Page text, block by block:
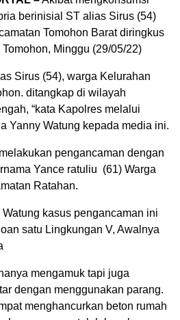
berinisial ST alias Sirus (54)
Tomohon Barat diringkus
Minggu (29/05/22)
Sirus (54), warga Kelurahan
ditangkap di wilayah
“kata Kapolres melalui
Yanny Watung kepada media ini.
pengancaman dengan
Yance ratuliu (61) Warga
Ratahan.
kasus pengancaman ini
satu Lingkungan V, Awalnya
mengamuk tapi juga
dengan menggunakan parang.
menghancurkan beton rumah